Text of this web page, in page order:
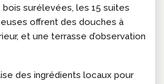
surélevées, les 15 suites
offrent des douches à
et une terrasse d’observation
des ingrédients locaux pour